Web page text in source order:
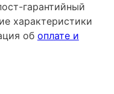
гарантийный
характеристики
об оплате и